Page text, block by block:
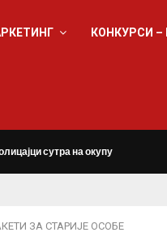
КОНКУРСИ
сутра на окупу
ЗА СТАРИЈЕ ОСОБЕ